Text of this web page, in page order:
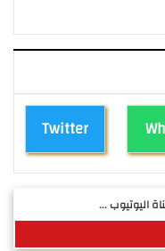
Twitter
اليوتيوب ...